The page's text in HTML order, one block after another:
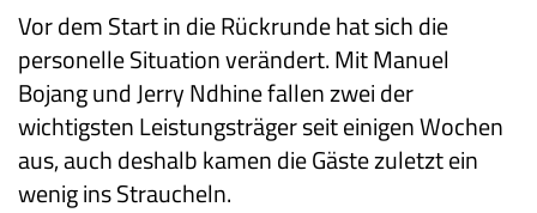
Vor dem Start in die Rückrunde hat sich die
personelle Situation verändert. Mit Manuel
Bojang und Jerry Ndhine fallen zwei der
wichtigsten Leistungsträger seit einigen Wochen
aus, auch deshalb kamen die Gäste zuletzt ein
wenig ins Straucheln.